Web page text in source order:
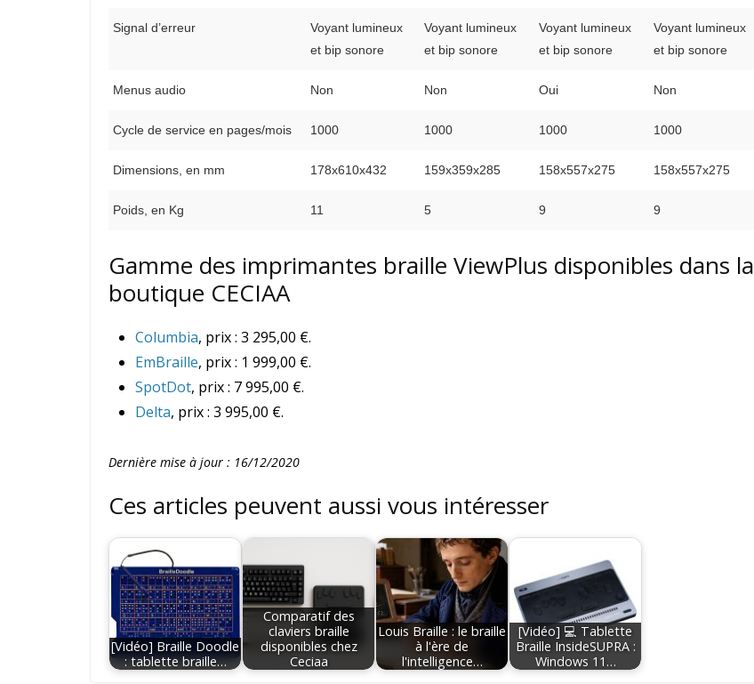
Signal d’erreur
Voyant lumineux
et bip sonore
Voyant lumineux
et bip sonore
Voyant lumineux
et bip sonore
Voyant lumineux
et bip sonore
Menus audio Non Non Oui Non
Cycle de service en pages/mois 1000 1000 1000 1000
Dimensions, en mm 178x610x432 159x359x285 158x557x275 158x557x275
Poids, en Kg 11 5 9 9
Gamme des imprimantes braille ViewPlus disponibles dans la
boutique CECIAA
Columbia, prix : 3 295,00 €.
EmBraille, prix : 1 999,00 €.
SpotDot, prix : 7 995,00 €.
Delta, prix : 3 995,00 €.
Dernière mise à jour : 16/12/2020
Ces articles peuvent aussi vous intéresser
[Vidéo] Braille Doodle
: tablette braille…
Comparatif des
claviers braille
disponibles chez
Ceciaa
Louis Braille : le braille
à l'ère de
l'intelligence…
[Vidéo] 💻 Tablette
Braille InsideSUPRA :
Windows 11…